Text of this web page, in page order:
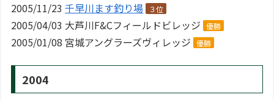
2005/11/23千早川ます釣り場 ３位
2005/04/03 大芦川F&Cフィールドビレッジ 優勝
2005/01/08 宮城アングラーズヴィレッジ 優勝
2004